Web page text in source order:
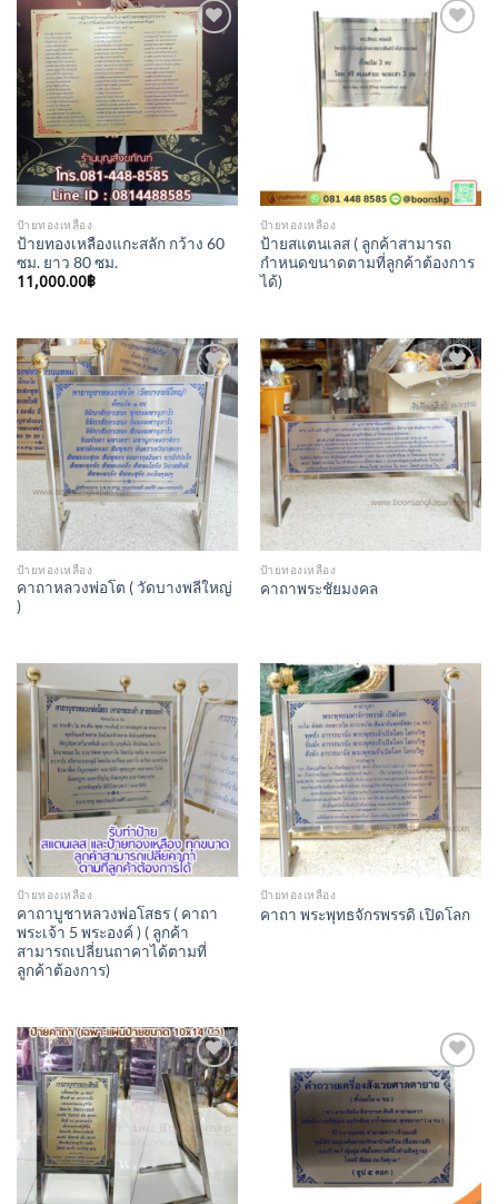
Wishlist
ป้ายทองเหลือง
ป้ายทองเหลืองแกะสลัก กว้าง 60
ซม. ยาว 80 ซม.
11,000.00฿
Add to
Wishlist
ป้ายทองเหลือง
ป้ายสแตนเลส ( ลูกค้าสามารถ
กำหนดขนาดตามที่ลูกค้าต้องการ
ได้)
Add to
Wishlist
ป้ายทองเหลือง
คาถาหลวงพ่อโต ( วัดบางพลีใหญ่
)
Add to
Wishlist
ป้ายทองเหลือง
คาถาพระชัยมงคล
Add to
Wishlist
ป้ายทองเหลือง
คาถาบูชาหลวงพ่อโสธร ( คาถา
พระเจ้า 5 พระองค์ ) ( ลูกค้า
สามารถเปลี่ยนถาคาได้ตามที่
ลูกค้าต้องการ)
Add to
Wishlist
ป้ายทองเหลือง
คาถา พระพุทธจักรพรรดิ เปิดโลก
Add to
Wishlist
Add to
Wishlist